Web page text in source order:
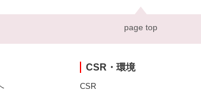
page top
CSR・環境
CSR